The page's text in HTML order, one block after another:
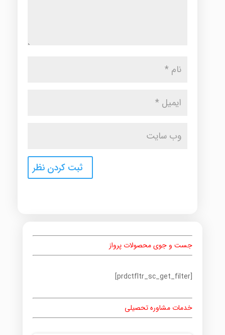
جست و جوی محصولات پرواز
[prdctfltr_sc_get_filter]
خدمات مشاوره تحصیلی